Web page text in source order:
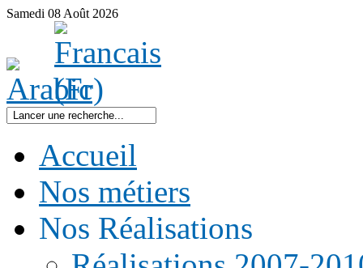
Samedi 08 Août 2026
Accueil
Nos métiers
Nos Réalisations